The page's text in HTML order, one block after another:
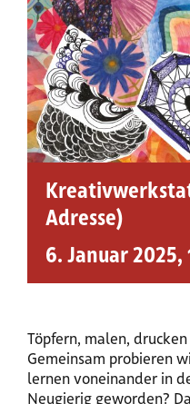
Adresse)
6. Januar 2025,
Töpfern, malen,
Gemeinsam probieren
lernen voneinander in
Neugierig geworden?